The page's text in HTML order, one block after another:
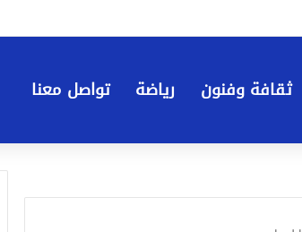
ثقافة وفنون رياضة تواصل معنا